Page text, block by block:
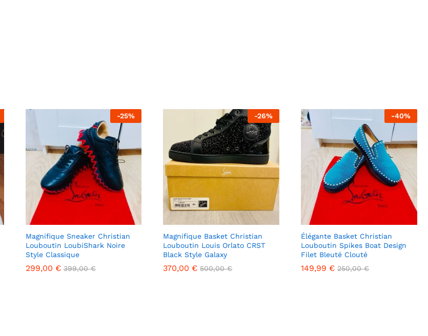
-25%
Magnifique Sneaker Christian
Louboutin LoubiShark Noire
Style Classique
299,00 € 399,00€
299,00 € 399,00€
-26%
Magnifique Basket Christian
Louboutin Louis Orlato CRST
Black Style Galaxy
370,00 € 500,00€
370,00 € 500,00€
-40%
Élégante Basket Christian
Louboutin Spikes Boat Design
Filet Bleuté Clouté
149,99 € 250,00€
149,99 € 250,00€